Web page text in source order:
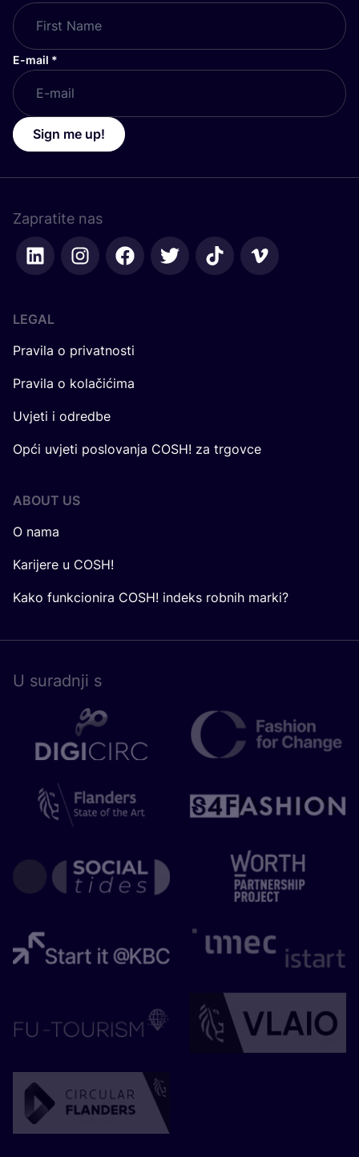
E-mail *
Sign me up!
Zapratite nas
LEGAL
Pravila o privatnosti
Pravila o kolačićima
Uvjeti i odredbe
Opći uvjeti poslovanja COSH! za trgovce
ABOUT US
O nama
Karijere u COSH!
Kako funkcionira COSH! indeks robnih marki?
U surad­nji s